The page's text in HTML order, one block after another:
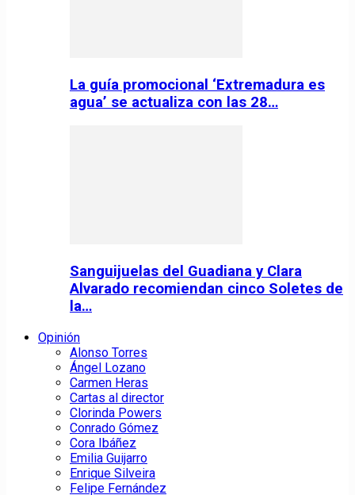
La guía promocional ‘Extremadura es
agua’ se actualiza con las 28…
Sanguijuelas del Guadiana y Clara
Alvarado recomiendan cinco Soletes de
la…
Opinión
Alonso Torres
Ángel Lozano
Carmen Heras
Cartas al director
Clorinda Powers
Conrado Gómez
Cora Ibáñez
Emilia Guijarro
Enrique Silveira
Felipe Fernández